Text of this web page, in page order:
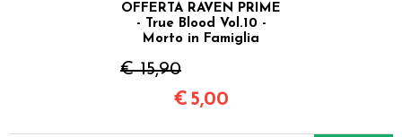
OFFERTA RAVEN PRIME
- True Blood Vol.10 -
Morto in Famiglia
€ 15,90
€ 5,00